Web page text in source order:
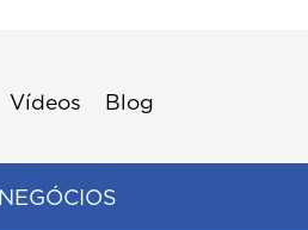
Vídeos Blog
NEGÓCIOS